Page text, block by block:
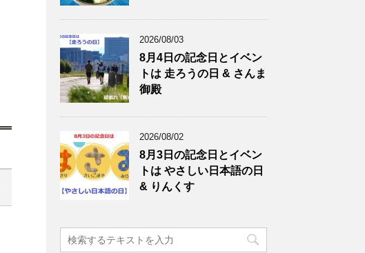
2026/08/03
8月4日の記念日とイベン
トは 走ろうの日 & さんま
御殿
2026/08/02
8月3日の記念日とイベン
トは やさしい日本語の日
& りんくす